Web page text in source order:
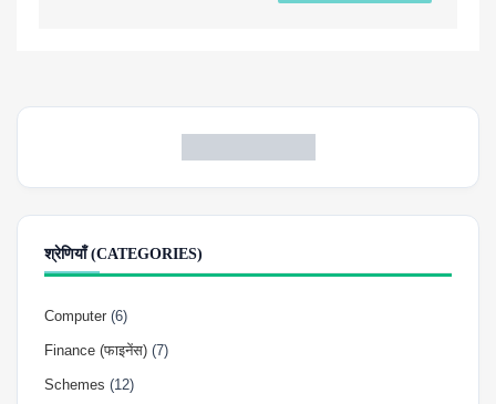
श्रेणियाँ (CATEGORIES)
Computer (6)
Finance (फाइनेंस) (7)
Schemes (12)